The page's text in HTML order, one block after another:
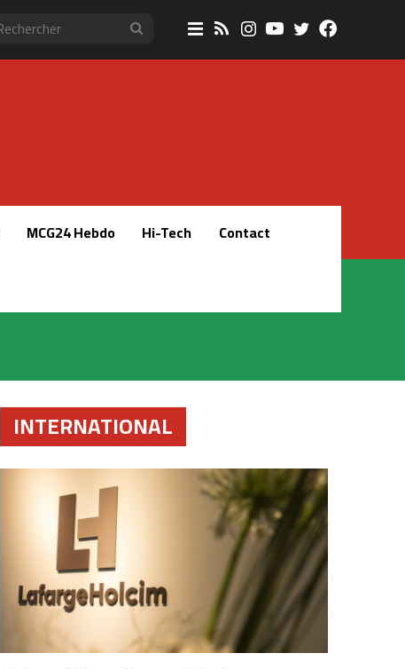
RechercherSidebar
(barre
RSSInstagram
YouTube
Twitter
MCG24 Hebdo Hi-Tech
Contact
INTERNATIONAL